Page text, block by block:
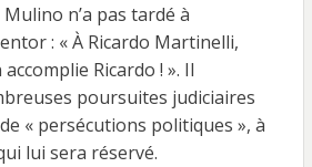
n’a pas tardé à
: « À Ricardo Martinelli,
Ricardo ! ». Il
poursuites judiciaires
« persécutions politiques », à
lui sera réservé.